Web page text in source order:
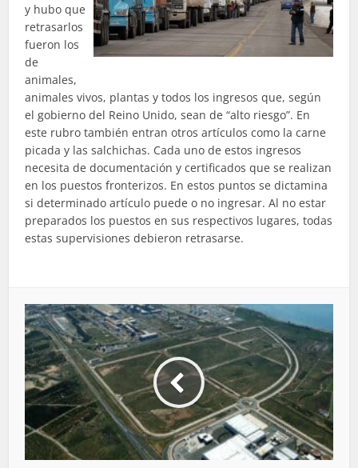
y hubo que
retrasarlos
fueron los
de
animales,
animales vivos, plantas y todos los ingresos que, según
el gobierno del Reino Unido, sean de “alto riesgo”. En
este rubro también entran otros artículos como la carne
picada y las salchichas. Cada uno de estos ingresos
necesita de documentación y certificados que se realizan
en los puestos fronterizos. En estos puntos se dictamina
si determinado artículo puede o no ingresar. Al no estar
preparados los puestos en sus respectivos lugares, todas
estas supervisiones debieron retrasarse.